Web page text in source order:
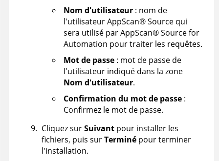
Nom d'utilisateur : nom de
l'utilisateurAppScan®Source qui
sera utilisé parAppScan®Source for
Automation pour traiter les requêtes.
Mot de passe : mot de passe de
l'utilisateur indiqué dans la zone
Nom d'utilisateur.
Confirmation du mot de passe :
Confirmez le mot de passe.
Cliquez surSuivant pour installer les
fichiers, puis surTerminé pour terminer
l'installation.